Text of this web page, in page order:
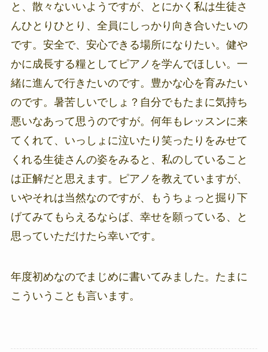
と、散々ないいようですが、とにかく私は生徒さ
んひとりひとり、全員にしっかり向き合いたいの
です。安全で、安心できる場所になりたい。健や
かに成長する糧としてピアノを学んでほしい。一
緒に進んで行きたいのです。豊かな心を育みたい
のです。暑苦しいでしょ？自分でもたまに気持ち
悪いなあって思うのですが。何年もレッスンに来
てくれて、いっしょに泣いたり笑ったりをみせて
くれる生徒さんの姿をみると、私のしていること
は正解だと思えます。ピアノを教えていますが、
いやそれは当然なのですが、もうちょっと掘り下
げてみてもらえるならば、幸せを願っている、と
思っていただけたら幸いです。
年度初めなのでまじめに書いてみました。たまに
こういうことも言います。